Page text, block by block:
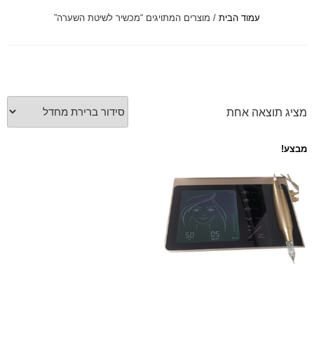
סמן קישורים
עמוד הבית / מוצרים המתויגים “מכשיר לשיטת השערה”
מציג תוצאה אחת
מבצע!